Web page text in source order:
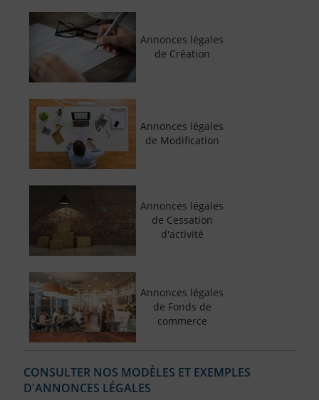
Annonces légales
de Création
Annonces légales
de Modification
Annonces légales
de Cessation
d'activité
Annonces légales
de Fonds de
commerce
CONSULTER NOS MODÈLES ET EXEMPLES
D'ANNONCES LÉGALES